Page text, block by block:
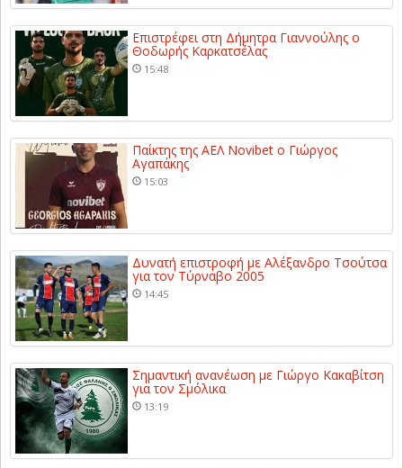
Επιστρέφει στη Δήμητρα Γιαννούλης ο
Θοδωρής Καρκατσέλας
15:48
Παίκτης της ΑΕΛ Novibet ο Γιώργος
Αγαπάκης
15:03
Δυνατή επιστροφή με Αλέξανδρο Τσούτσα
για τον Τύρναβο 2005
14:45
Σημαντική ανανέωση με Γιώργο Κακαβίτση
για τον Σμόλικα
13:19